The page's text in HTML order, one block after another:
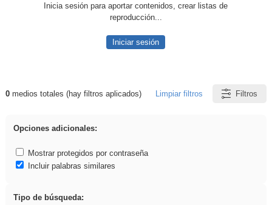
Inicia sesión para aportar contenidos, crear listas de
reproducción...
Iniciar sesión
Resultados de: Asturias
0medios totales (hay filtros aplicados) Limpiar filtros Filtros
Opciones adicionales:
Mostrar protegidos por contraseña
Incluir palabras similares
Tipo de búsqueda: